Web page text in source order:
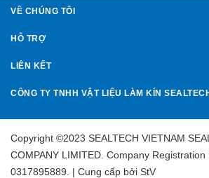
VỀ CHÚNG TÔI
HỖ TRỢ
LIÊN KẾT
CÔNG TY TNHH VẬT LIỆU LÀM KÍN
Copyright ©2023 SEALTECH VIETNAM
COMPANY LIMITED. Company Registration
0317895889. | Cung cấp bởi StV